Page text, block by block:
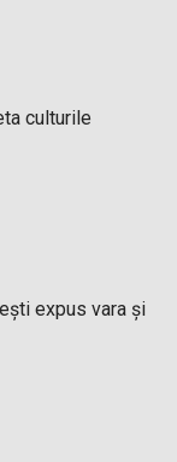
culturile
expus vara și